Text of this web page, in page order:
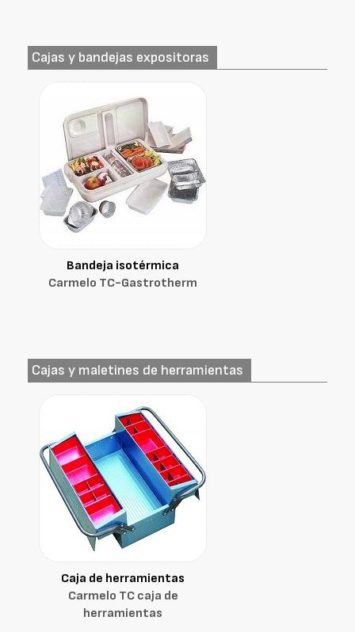
Cajas y bandejas expositoras
Bandeja isotérmica
Carmelo TC-Gastrotherm
Cajas y maletines de herramientas
Caja de herramientas
Carmelo TC caja de
herramientas